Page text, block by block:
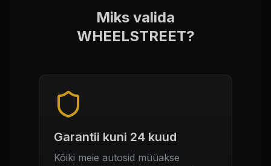
Miks valida
WHEELSTREET?
Garantii kuni 24 kuud
Kõiki meie autosid müüakse